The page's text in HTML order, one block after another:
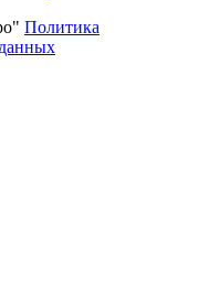
Политика